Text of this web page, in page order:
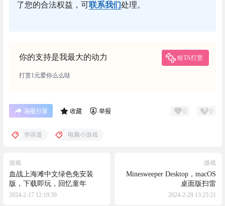
了您的合法权益，可联系我们处理。
你的支持是我最大的动力 给TA打赏
打赏1元爱你么么哒
海报分享 收藏 举报 0 0
华容道 电脑小游戏
游戏
血战上海滩中文绿色免安装
版，下载即玩，回忆童年
2024-2-17 12:19:39
游戏
Minesweeper Desktop，macOS
桌面版扫雷
2024-2-29 13:25:21